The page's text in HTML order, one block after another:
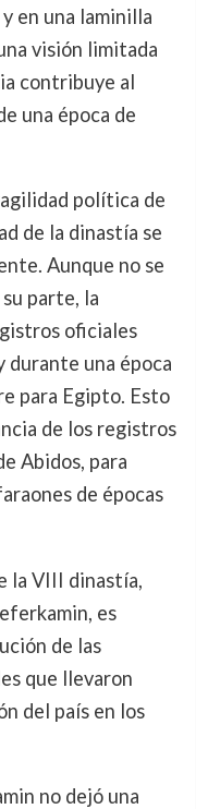
en una laminilla
visión limitada
contribuye al
una época de
política de
de la dinastía se
Aunque no se
parte, la
oficiales
durante una época
para Egipto. Esto
de los registros
Abidos, para
de épocas
la VIII dinastía,
es
de las
que llevaron
del país en los
no dejó una